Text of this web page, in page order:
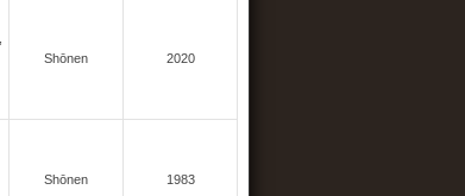
Shōnen 2020
Shōnen 1983